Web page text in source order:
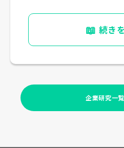
工場/本社差 があり、実年
📖 続き
企業研究一